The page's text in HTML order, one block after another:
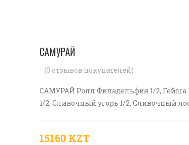
САМУРАЙ
(0 отзывов покупателей)
САМУРАЙ Ролл Филадельфия 1/2, Гейша
1/2, Сливочный угорь 1/2, Сливочный
15160 KZT